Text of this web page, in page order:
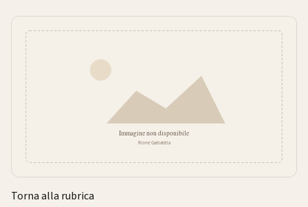
Torna alla rubrica